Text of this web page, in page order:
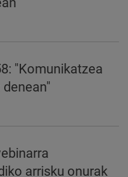
"Komunikatzea
arrisku onurak